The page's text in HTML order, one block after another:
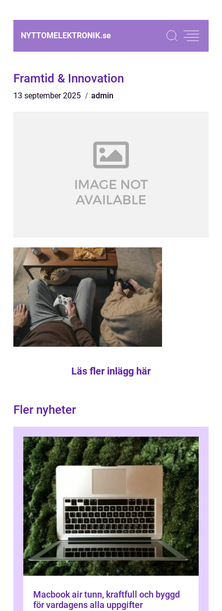
NYTTOMELEKTRONIK.se
Framtid & Innovation
13 september 2025 admin
Läs fler inlägg här
Fler nyheter
Macbook air tunn, kraftfull och byggd
för vardagens alla uppgifter